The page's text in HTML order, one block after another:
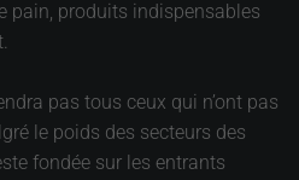
pain, produits indispensables
pas tous ceux qui n’ont pas
le poids des secteurs des
fondée sur les entrants